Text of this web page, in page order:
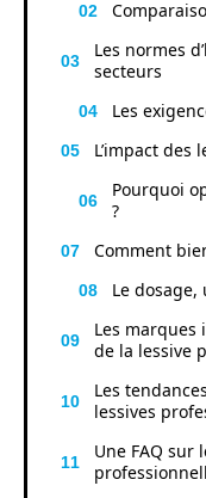
Les normes
secteurs
Les
L’impact des
Pourquoi
?
Comment
Le dosage,
Les marques
de la lessive
Les
lessives
Une FAQ sur